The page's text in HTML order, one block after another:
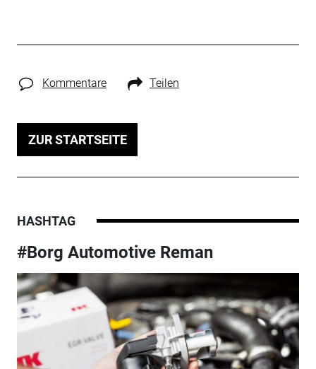
Kommentare Teilen
ZUR STARTSEITE
HASHTAG
#Borg Automotive Reman